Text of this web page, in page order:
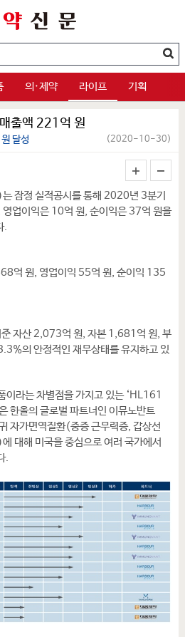
의·제약 라이프 기획
출액 221억 원
달성 (2020-10-30)
잠정 실적공시를 통해 2020년 3분기
업이익은 10억 원, 순이익은 37억 원을
.
억 원, 영업이익 55억 원, 순이익 135
자산 2,073억 원, 자본 1,681억 원, 부
의 안정적인 재무상태를 유지하고 있
이라는 차별점을 가지고 있는 ‘HL161
한올의 글로벌 파트너인 이뮤노반트
가면역질환(중증 근무력증, 갑상선
대해 미국을 중심으로 여러 국가에서
.